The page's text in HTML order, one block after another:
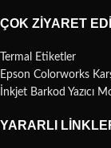
ÇOK ZIYARET
Termal Etiketler
Epson Colorworks
İnkjet Barkod Yazıcı
YARARLI